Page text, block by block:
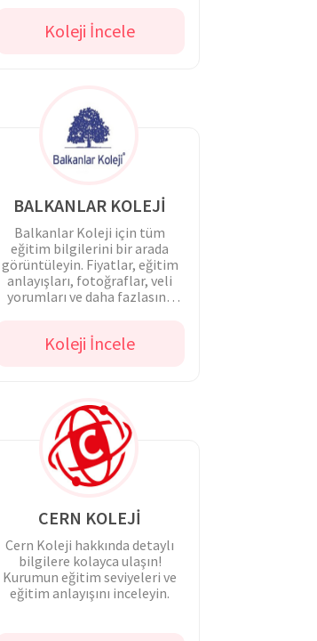
Koleji İncele
BALKANLAR KOLEJİ
Balkanlar Koleji için tüm
eğitim bilgilerini bir arada
görüntüleyin. Fiyatlar, eğitim
anlayışları, fotoğraflar, veli
yorumları ve daha fazlasına
Koleji İncele
CERN KOLEJİ
Cern Koleji hakkında detaylı
bilgilere kolayca ulaşın!
Kurumun eğitim seviyeleri ve
eğitim anlayışını inceleyin.